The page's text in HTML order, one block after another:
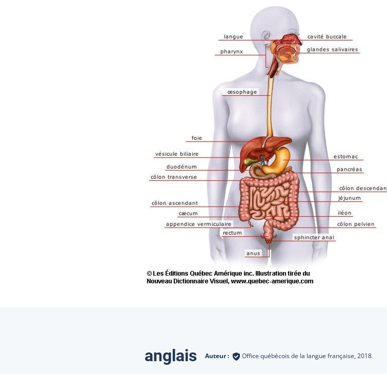
Traductions
anglais Auteur : Office québécois de la langue française, 2018